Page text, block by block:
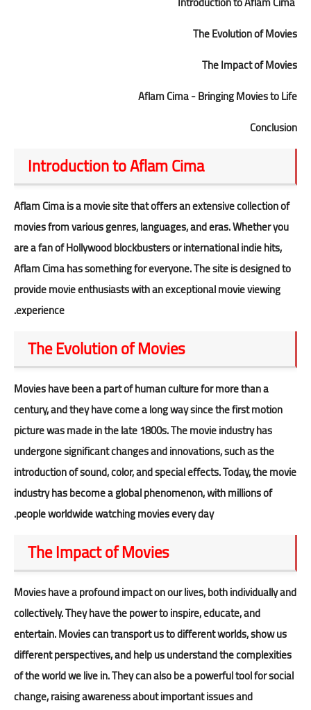
The Evolution of Movies
The Impact of Movies
Aflam Cima - Bringing Movies to Life
Conclusion
Introduction to Aflam Cima
Aflam Cima is a movie site that offers an extensive collection of
movies from various genres, languages, and eras. Whether you
are a fan of Hollywood blockbusters or international indie hits,
Aflam Cimahas something for everyone. The site is designed to
provide movie enthusiasts with an exceptional movie viewing
experience.
The Evolution of Movies
Movies have been a part of human culture for more than a
century, and they have come a long way since the first motion
picture was made in the late 1800s. The movie industry has
undergone significant changes and innovations, such as the
introduction of sound, color, and special effects. Today, the movie
industry has become a global phenomenon, with millions of
people worldwide watching movies every day.
The Impact of Movies
Movies have a profound impact on our lives, both individually and
collectively. They have the power to inspire, educate, and
entertain.Moviescan transport us to different worlds, show us
different perspectives, and help us understand the complexities
of the world we live in. They can also be a powerful tool for social
change, raising awareness about important issues and